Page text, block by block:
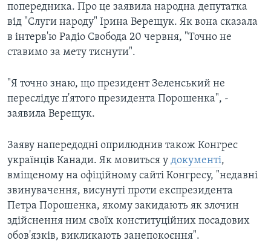
попередника. Про це заявила народна депутатка
від "Слуги народу" Ірина Верещук. Як вона сказала
в інтерв'ю Радіо Свобода 20 червня, "Точно не
ставимо за мету тиснути".
"Я точно знаю, що президент Зеленський не
переслідує п'ятого президента Порошенка", -
заявила Верещук.
Заяву напередодні оприлюднив також Конгрес
українців Канади. Як мовиться у документі,
вміщеному на офіційному сайті Конгресу, "недавні
звинувачення, висунуті проти експрезидента
Петра Порошенка, якому закидають як злочин
здійснення ним своїх конституційних посадових
обов'язків, викликають занепокоєння".